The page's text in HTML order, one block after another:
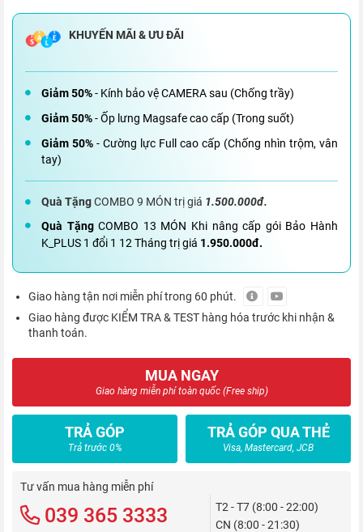
Giảm 50%- Kính bảo vệ CAMERA sau (Chống trầy)
Giảm 50%- Ốp lưng Magsafe cao cấp (Trong suốt)
Giảm 50% - Cường lực Full cao cấp (Chống nhìn trộm, vân
tay)
Quà TặngCOMBO 9 MÓN trị giá 1.500.000đ.
Quà TặngCOMBO 13 MÓN Khi nâng cấp gói Bảo Hành
K_PLUS 1 đổi 1 12 Tháng trị giá 1.950.000đ.
Giao hàng tận nơi miễn phí trong 60 phút.
Giao hàng được KIỂM TRA & TEST hàng hóa trước khi nhận &
thanh toán.
MUA NGAY
Giao hàng miễn phí toàn quốc (Free ship)
TRẢ GÓP
Trả trước 0%
TRẢ GÓP QUA THẺ
Visa, Mastercard, JCB
Tư vấn mua hàng miễn phí
039 365 3333
T2 - T7 (8:00 - 22:00)
CN (8:00 - 21:30)